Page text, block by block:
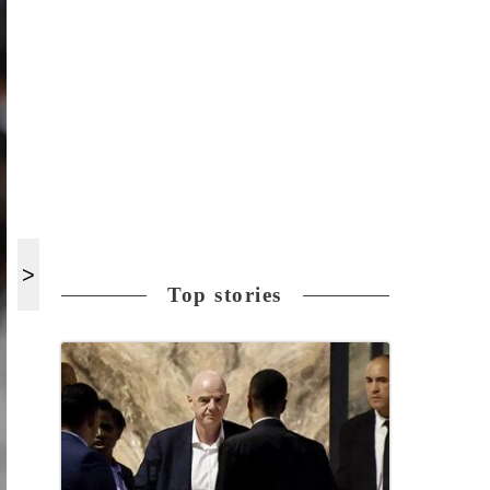
Top stories